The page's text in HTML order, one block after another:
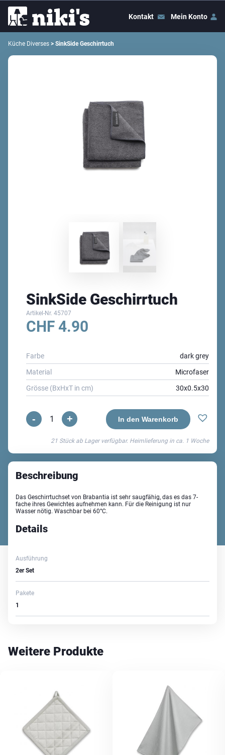
Kontakt Mein Konto
Küche Diverses > SinkSide Geschirrtuch
SinkSide Geschirrtuch
Artikel-Nr. 45707
CHF 4.90
Farbe
dark grey
Material
Microfaser
Grösse (BxHxT in cm)
30x0.5x30
-
SinkSide
Menge
+ In den Warenkorb
21 Stück ab Lager verfügbar. Heimlieferung in ca. 1 Woche
Beschreibung
Das Geschirrtuchset von Brabantia ist sehr saugfähig, das es das 7-
fache ihres Gewichtes aufnehmen kann. Für die Reinigung ist nur
Wasser nötig. Waschbar bei 60°C.
Details
Ausführung
2er Set
Pakete
1
Weitere Produkte